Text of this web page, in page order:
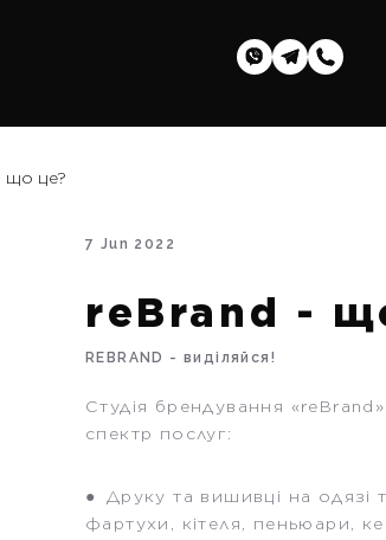
7 Jun 2022
reBrand -
REBRAND - виділяйся!
Студія брендування
спектр послуг:
● Друку та вишивці на одязі
фартухи, кітеля, пеньюари,